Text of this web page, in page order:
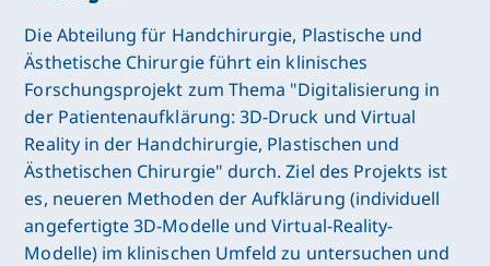
Die Abteilung für Handchirurgie, Plastische und
Ästhetische Chirurgie führt ein klinisches
Forschungsprojekt zum Thema "Digitalisierung in
der Patientenaufklärung: 3D-Druck und Virtual
Reality in der Handchirurgie, Plastischen und
Ästhetischen Chirurgie" durch. Ziel des Projekts ist
es, neueren Methoden der Aufklärung (individuell
angefertigte 3D-Modelle und Virtual-Reality-
Modelle) im klinischen Umfeld zu untersuchen und